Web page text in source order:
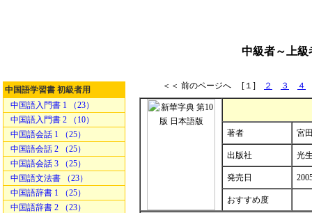
中級者～上
中国語学習書 初級者用
中国語入門書 1 （23）
中国語入門書 2 （10）
中国語会話 1 （25）
中国語会話 2 （25）
中国語会話 3 （25）
中国語文法書 （23）
中国語辞書 1 （25）
中国語辞書 2 （23）
＜＜ 前のページへ [１] ２ ３ ４
著者 宮
出版社 光
発売日
おすすめ度